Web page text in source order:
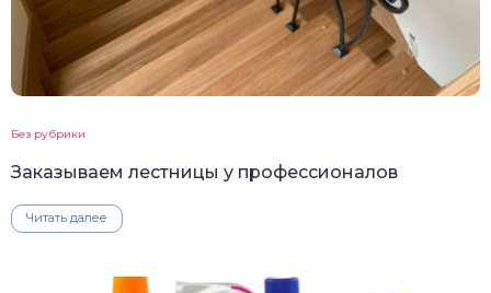
Без рубрики
Заказываем лестницы у профессионалов
Читать далее